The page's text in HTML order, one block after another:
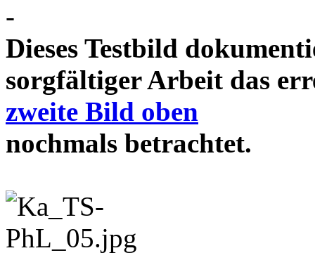
-
Dieses Testbild
sorgfältiger Arbeit das
zweite Bild oben
nochmals